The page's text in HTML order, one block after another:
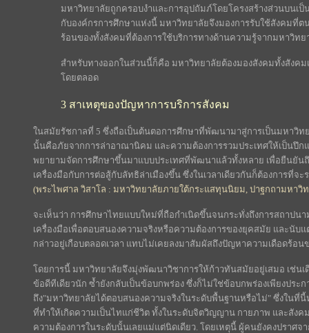
มหาวิทยาลัยถูกครอบงำและการอุปถัมภ์โดยโครงสร้างส่วนบนเ
กับองค์กรการศึกษาแห่งนี้ มหาวิทยาลัยจึงมองการรับใช้สังคมที่
ร้อนของทั้งสังคมที่ต้องการใช้บริการทางด้านความรู้จากมหาวิทย
สำหรับทางออกในส่วนนี้ก็คือ มหาวิทยาลัยต้องมองสังคมทั้งสังคม
โดยตลอด
3 สาเหตุของปัญหาการบริการสังคม
ในสมัยรัชกาลที่ 5 ซึ่งถือเป็นต้นตอการศึกษาที่พัฒนามาสู่การเป็นมหาวิท
นั้นคือภัยจากการล่าอาณานิคม และความต้องการรวมประเทศให้เป็นปึก
พยายามจัดการศึกษาขึ้นมาแบบประเทศที่พัฒนาแล้วทั้งหลาย เพื่อยืนยัน
เครื่องมือกับการต่อสู้กับลัทธิล่าเมืองขึ้น ซึ่งในเวลาเดียวกันก็ต้องการที่จะ
(พระไพศาล วิสาโล : มหาวิทยาลัยภายใต้กระแสทุนนิยม, ปาฐกถามหาวิ
จะเห็นว่า การศึกษาไทยแบบใหม่ที่ถือกำเนิดขึ้นจนกระทั่งถึงการสถาป
เครื่องมือเพื่อตอบสนองความจริงหรือความต้องการของยุคสมัย และนั
กล่าวอยู่เกือบตลอดเวลา แทบไม่เคยลงมาสัมผัสถึงปัญหาความเดือดร้อ
โดยการนี้ มหาวิทยาลัยจึงมุ่งพัฒนาวิชาการให้ก้าวทันสมัยอยู่เสมอ เช่น
ข้อดีทีเดียวนัก ซ้ำยังกลับเป็นข้อบกพร่อง ซึ่งก็ไม่ใช่ข้อบกพร่องเพียงประ
ถึง"มหาวิทยาลัยได้ตอบสนองความจริงในระดับพื้นฐานหรือไม่" ซึ่งในที่
ที่ทำให้เกิดความเป็นไทแก่ชีวิต ทั้งในระดับจิตวิญญาน กายภาพ และสังค
ความต้องการในระดับนั้นเลยแม่แต่นิดเดียว. โดยเหตุนี้ ผู้คนยังคงปราศ